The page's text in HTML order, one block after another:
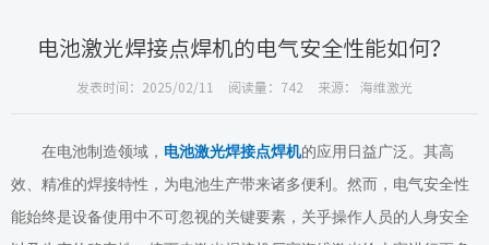
电池激光焊接点焊机的电气安全性能如何？
发表时间：2025/02/11 阅读量：742 来源： 海维激光
在电池制造领域， 电池激光焊接点焊机的应用日益广泛。其高
效、精准的焊接特性，为电池生产带来诸多便利。然而，电气安全性
能始终是设备使用中不可忽视的关键要素，关乎操作人员的人身安全